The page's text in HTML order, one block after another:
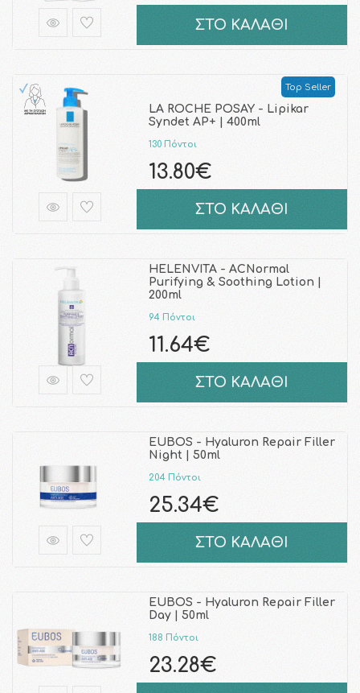
ΣΤΟ ΚΑΛΑΘΙ
Top Seller
LA ROCHE POSAY - Lipikar
Syndet AP+ | 400ml
130 Πόντοι
13.80€
ΣΤΟ ΚΑΛΑΘΙ
HELENVITA - ACNormal
Purifying & Soothing Lotion |
200ml
94 Πόντοι
11.64€
ΣΤΟ ΚΑΛΑΘΙ
EUBOS - Hyaluron Repair Filler
Night | 50ml
204 Πόντοι
25.34€
ΣΤΟ ΚΑΛΑΘΙ
EUBOS - Hyaluron Repair Filler
Day | 50ml
188 Πόντοι
23.28€